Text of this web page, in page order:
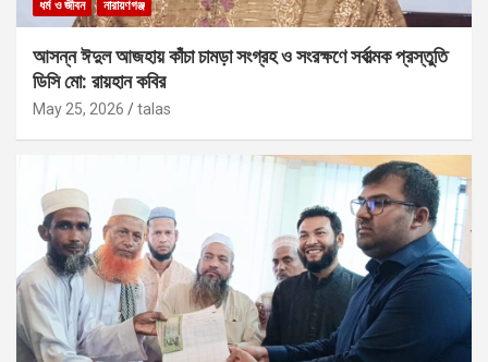
ধর্ম ও জীবন নারায়ণগঞ্জ
আসন্ন ঈদুল আজহায় কাঁচা চামড়া সংগ্রহ ও সংরক্ষণে সর্বাত্মক প্রস্তুতি
ডিসি মো: রায়হান কবির
May 25, 2026 talas